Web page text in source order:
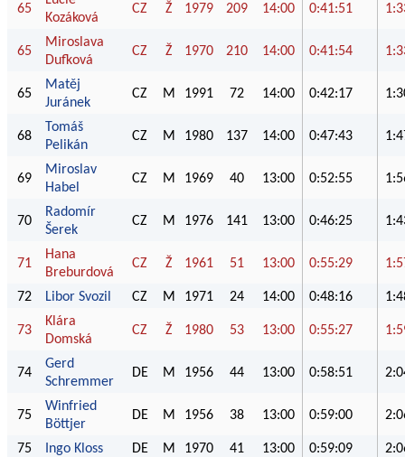
65
Kozáková
CZ Ž 1979 209 14:00 0:41:51
65
Miroslava
Dufková
CZ Ž 1970 210 14:00 0:41:54
65
Matěj
Juránek
CZ M 1991 72 14:00 0:42:17
68
Tomáš
Pelikán
CZ M 1980 137 14:00 0:47:43
69
Miroslav
Habel
CZ M 1969 40 13:00 0:52:55
70
Radomír
Šerek
CZ M 1976 141 13:00 0:46:25
71
Hana
Breburdová
CZ Ž 1961 51 13:00 0:55:29
72 Libor Svozil CZ M 1971 24 14:00 0:48:16
73
Klára
Domská
CZ Ž 1980 53 13:00 0:55:27
74
Gerd
Schremmer
DE M 1956 44 13:00 0:58:51
75
Winfried
Böttjer
DE M 1956 38 13:00 0:59:00
75 Ingo Kloss DE M 1970 41 13:00 0:59:09